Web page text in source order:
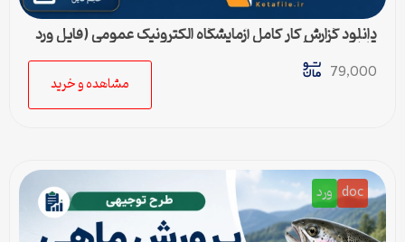
دانلود گزارش کار کامل آزمایشگاه الکترونیک عمومی (فایل ورد
قابل ویرایش)
79,000
مشاهده و خرید
doc ورد